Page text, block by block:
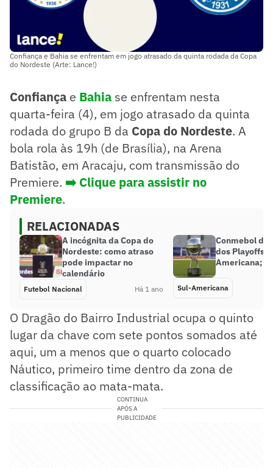
Confiança e Bahia se enfrentam em jogo atrasado da quinta rodada da Copa
do Nordeste (Arte: Lance!)
Confiança e Bahia se enfrentam nesta
quarta-feira (4), em jogo atrasado da quinta
rodada do grupo B da Copa do Nordeste. A
bola rola às 19h (de Brasília), na Arena
Batistão, em Aracaju, com transmissão do
Premiere. ➡️ Clique para assistir no
Premiere.
RELACIONADAS
A incógnita da Copa do
Nordeste: como atraso
pode impactar no
calendário
Futebol Nacional Há 1 ano
Conmebol
dos Playoffs
Americana;
Sul-Americana
O Dragão do Bairro Industrial ocupa o quinto
lugar da chave com sete pontos somados até
aqui, um a menos que o quarto colocado
Náutico, primeiro time dentro da zona de
classificação ao mata-mata.
CONTINUA
APÓS A
PUBLICIDADE